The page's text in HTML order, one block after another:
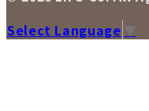
Select Language ▼